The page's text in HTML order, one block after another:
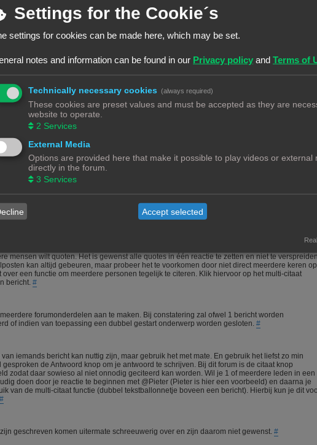
netjes. Het voordeel van een beetje over jezelf en je hobby te vertellen is dat mede-forumleden
is en je dus sneller en beter kunnen helpen. Het voorstellen wordt dus vanuit het
Echter, het is niet toegestaan om nieuwe leden door opmerkingen of hints aan te manen
dat iemand zich "moet" voorstellen worden steevast verwijderd. Bij herhaald overtreden van
zijn.#
om het forum te raadplegen via de zoekfunctie. Veel vragen zijn al vaker gesteld op dit
een antwoord vindt. Het laat ook zien dat je zelf ook actie onderneemt en niet alleen maar
het correcte antwoord geeft.
op een forum. Echter is het bij een hobby als 3Dprinten ook van belang dat de
zijn/haar vraag, ook aangeeft wat hij/zij zelf al heeft gedaan, heeft opgezocht of heeft
je zelf meedenkt.
Eigen materiaal zal nooit een probleem zijn. Wees echter voorzichtig met het gebruik
internet. Daar kan vaak een copyright op rusten. In alle gevallen is het verstandig om bij
mensen wilt quoten. Het is gewenst alle quotes in één reactie te zetten en niet te
kan altijd gebeuren, maar probeer het te voorkomen door niet direct meerdere keren op
een functie om meerdere personen tegelijk te citeren. Klik hiervoor op het multi-citaat
bericht. #
forumonderdelen aan te maken. Bij constatering zal ofwel 1 bericht worden
of indien van toepassing een dubbel gestart onderwerp worden gesloten. #
iemands bericht kan nuttig zijn, maar gebruik het met mate. En gebruik het liefst zo min
de Antwoord knop om je antwoord te schrijven. Bij dit forum is de citaat knop
zodat daar sowieso al niet onnodig geciteerd kan worden. Wil je 1 of meerdere leden in een
doen door je reactie te beginnen met @Pieter (Pieter is hier een voorbeeld) en daarna je
van de multi-citaat functie (dubbel tekstballonnetje boveen een bericht). Hierbij kun je dit
#
geschreven komen uitermate schreeuwerig over en zijn daarom niet gewenst. #
Settings for the Cookie´s
settings for cookies can be made here, which may be set.
notes and information can be found in our Privacy policy and Terms of
Technically necessary cookies (always required)
These cookies are preset values and must be accepted as they are
website to operate.
2 Services
External Media
Options are provided here that make it possible to play videos or external
directly in the forum.
3 Services
Accept selected